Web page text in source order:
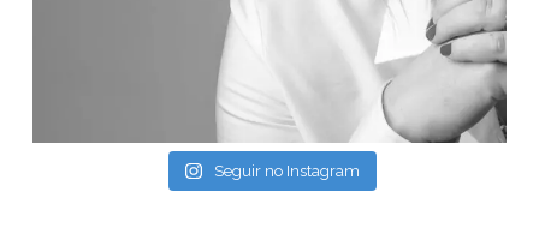
Seguir no Instagram